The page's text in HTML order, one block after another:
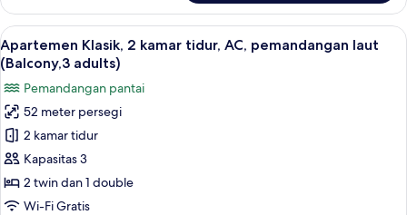
adults+4
children)
Apartemen
Klasik,
2
kamar
tidur,
AC,
pemandangan
laut
(Balcony,2
adults+4
Lihat
semua
foto
untuk
Apartemen
Klasik,
2
kamar
tidur,
Brankas, Wi-Fi gratis, dan seprai linen
22
Apartemen Klasik, 2 kamar tidur, AC, pemandangan laut
(Balcony,3 adults)
Pemandangan pantai
52 meter persegi
2 kamar tidur
Kapasitas 3
2 twin dan 1 double
Wi-Fi Gratis